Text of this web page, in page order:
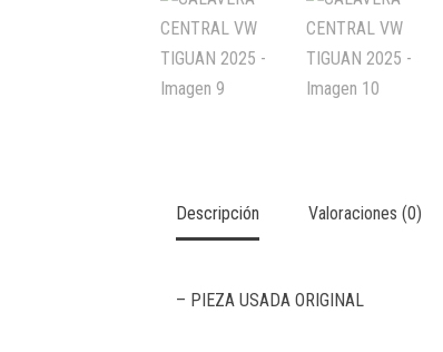
Descripción Valoraciones (0)
– PIEZA USADA ORIGINAL